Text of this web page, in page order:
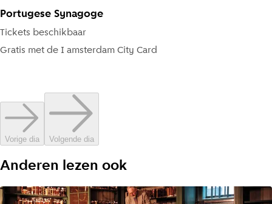
Portugese Synagoge
Tickets beschikbaar
Gratis met de I amsterdam City Card
Vorige dia Volgende dia
Anderen lezen ook